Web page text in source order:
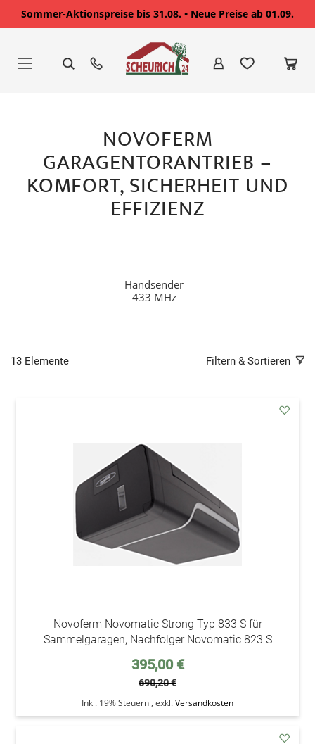
Sommer-Aktionspreise bis 31.08. • Neue Preise ab 01.09.
springen
NOVOFERM
GARAGENTORANTRIEB –
KOMFORT, SICHERHEIT UND
EFFIZIENZ
Handsender
433 MHz
13 Elemente Filtern & Sortieren
Novoferm Novomatic Strong Typ 833 S für
Sammelgaragen, Nachfolger Novomatic 823 S
Sonderpreis
395,00 €
690,20 €
Inkl. 19% Steuern , exkl.Versandkosten